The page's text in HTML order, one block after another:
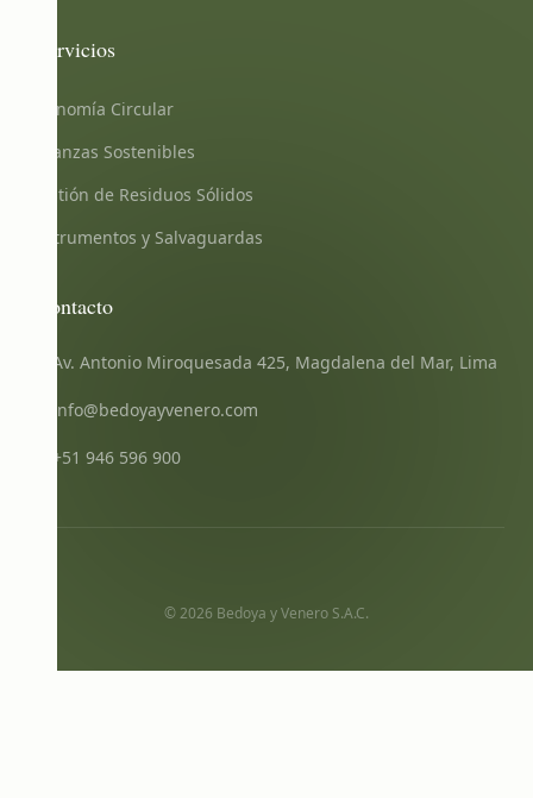
Servicios
Economía Circular
Finanzas Sostenibles
Gestión de Residuos Sólidos
Instrumentos y Salvaguardas
Contacto
Av. Antonio Miroquesada 425, Magdalena del Mar, Lima
info@bedoyayvenero.com
+51 946 596 900
© 2026 Bedoya y Venero S.A.C.